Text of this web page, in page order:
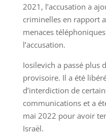
2021, l’accusation a
criminelles en rapport
menaces
l’accusation.
Iosilevich a passé plus
provisoire. Il a été
d’interdiction de
communications et a
mai 2022 pour avoir
Israël.